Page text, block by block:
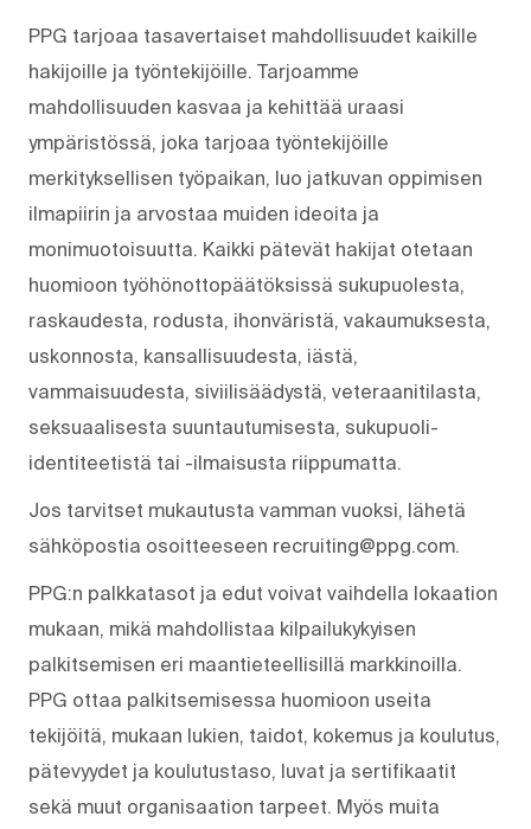
PPG tarjoaa tasavertaiset mahdollisuudet kaikille
hakijoille ja työntekijöille. Tarjoamme
mahdollisuuden kasvaa ja kehittää uraasi
ympäristössä, joka tarjoaa työntekijöille
merkityksellisen työpaikan, luo jatkuvan oppimisen
ilmapiirin ja arvostaa muiden ideoita ja
monimuotoisuutta. Kaikki pätevät hakijat otetaan
huomioon työhönottopäätöksissä sukupuolesta,
raskaudesta, rodusta, ihonväristä, vakaumuksesta,
uskonnosta, kansallisuudesta, iästä,
vammaisuudesta, siviilisäädystä, veteraanitilasta,
seksuaalisesta suuntautumisesta, sukupuoli-
identiteetistä tai -ilmaisusta riippumatta.
Jos tarvitset mukautusta vamman vuoksi, lähetä
sähköpostia osoitteeseen recruiting@ppg.com.
PPG:n palkkatasot ja edut voivat vaihdella lokaation
mukaan, mikä mahdollistaa kilpailukykyisen
palkitsemisen eri maantieteellisillä markkinoilla.
PPG ottaa palkitsemisessa huomioon useita
tekijöitä, mukaan lukien, taidot, kokemus ja koulutus,
pätevyydet ja koulutustaso, luvat ja sertifikaatit
sekä muut organisaation tarpeet. Myös muita